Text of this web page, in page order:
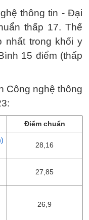
thông tin - Đại
thấp 17. Thế
nhất trong khối y
15 điểm (thấp
Công nghệ thông
Điểm chuẩn
28,16
27,85
26,9